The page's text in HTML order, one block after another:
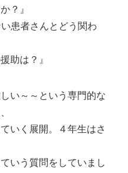
？』
患者さんとどう関わ
助は？』
い～～という専門的な
いく展開。４年生はさ
いう質問をしていまし